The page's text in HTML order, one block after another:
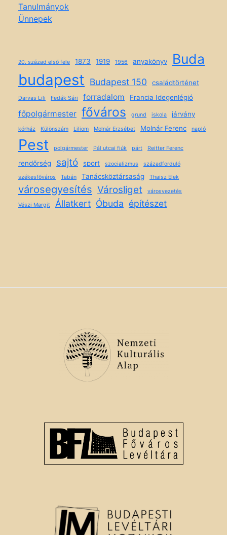
Tanulmányok
Ünnepek
20. század első fele 1873 1919 1956 anyakönyv Buda
budapest Budapest 150 családtörténet
Darvas Lili Fedák Sári forradalom Francia Idegenlégió
főpolgármester főváros grund iskola járvány
kórház Különszám Liliom Molnár Erzsébet Molnár Ferenc napló
Pest polgármester Pál utcai fiúk párt Reitter Ferenc
rendőrség sajtó sport szocializmus
századforduló
székesfőváros
Tabán Tanácsköztársaság Thaisz Elek
városegyesítés Városliget városvezetés
Vészi Margit Állatkert Óbuda építészet